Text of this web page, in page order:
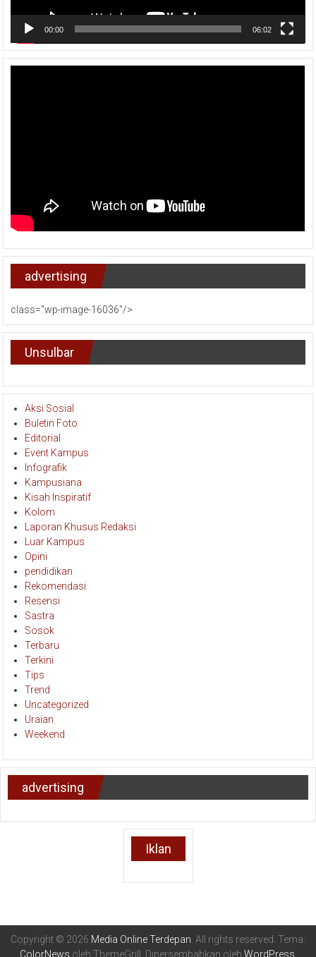
00:00 06:02
advertising
class="wp-image-16036"/>
Unsulbar
Aksi Sosial
Buletin Foto
Editorial
Event Kampus
Infografik
Kampusiana
Kisah Inspiratif
Kolom
Laporan Khusus Redaksi
Luar Kampus
Opini
pendidikan
Rekomendasi
Resensi
Sastra
Sosok
Terbaru
Terkini
Tips
Trend
Uncategorized
Uraian
Weekend
advertising
Iklan
Copyright © 2026 Media Online Terdepan . All rights reserved. Tema:
ColorNews oleh ThemeGrill. Dipersembahkan oleh WordPress